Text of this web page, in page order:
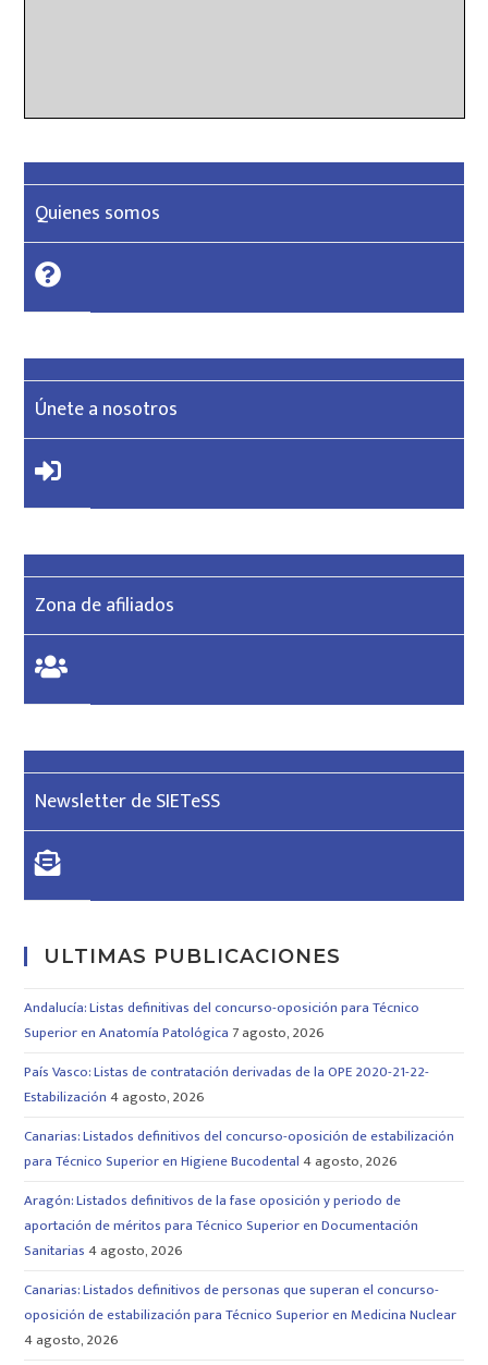
Quienes somos
Únete a nosotros
Zona de afiliados
Newsletter de SIETeSS
ULTIMAS PUBLICACIONES
Andalucía: Listas definitivas del concurso-oposición para Técnico
Superior en Anatomía Patológica 7 agosto, 2026
País Vasco: Listas de contratación derivadas de la OPE 2020-21-22-
Estabilización 4 agosto, 2026
Canarias: Listados definitivos del concurso-oposición de estabilización
para Técnico Superior en Higiene Bucodental 4 agosto, 2026
Aragón: Listados definitivos de la fase oposición y periodo de
aportación de méritos para Técnico Superior en Documentación
Sanitarias 4 agosto, 2026
Canarias: Listados definitivos de personas que superan el concurso-
oposición de estabilización para Técnico Superior en Medicina Nuclear
4 agosto, 2026